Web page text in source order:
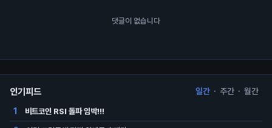
댓글이 없습니다
인기피드 일간 · 주간 · 월간
1 비트코인 RSI 돌파 임박!!!